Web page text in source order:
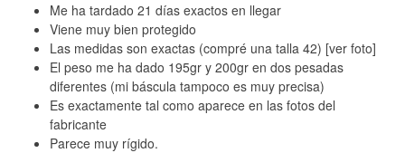
Me ha tardado 21 días exactos en llegar
Viene muy bien protegido
Las medidas son exactas (compré una talla 42) [ver foto]
El peso me ha dado 195gr y 200gr en dos pesadas
diferentes (mi báscula tampoco es muy precisa)
Es exactamente tal como aparece en las fotos del
fabricante
Parece muy rígido.